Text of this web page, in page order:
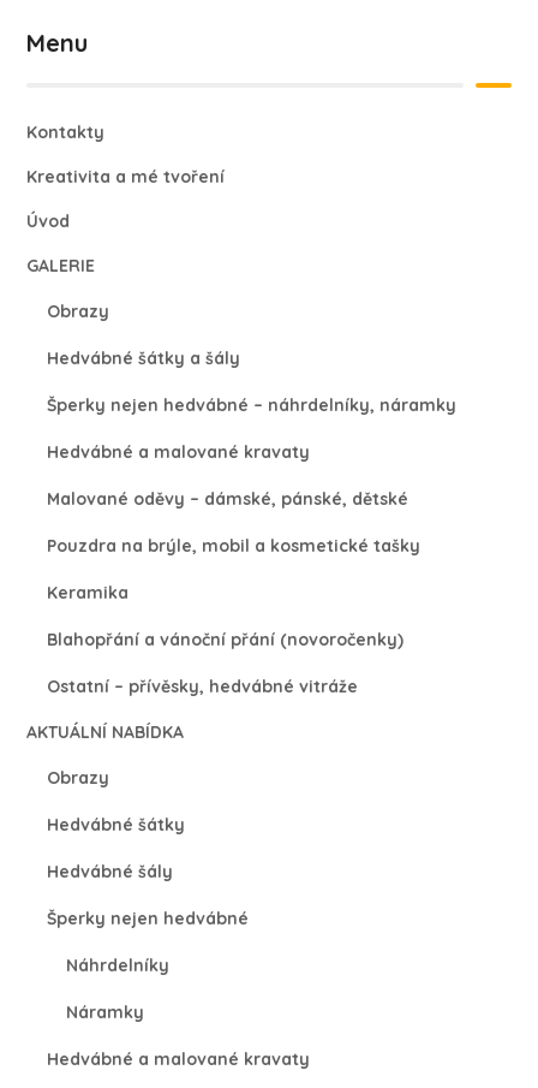
Menu
Kontakty
Kreativita a mé tvoření
Úvod
GALERIE
Obrazy
Hedvábné šátky a šály
Šperky nejen hedvábné – náhrdelníky, náramky
Hedvábné a malované kravaty
Malované oděvy – dámské, pánské, dětské
Pouzdra na brýle, mobil a kosmetické tašky
Keramika
Blahopřání a vánoční přání (novoročenky)
Ostatní – přívěsky, hedvábné vitráže
AKTUÁLNÍ NABÍDKA
Obrazy
Hedvábné šátky
Hedvábné šály
Šperky nejen hedvábné
Náhrdelníky
Náramky
Hedvábné a malované kravaty